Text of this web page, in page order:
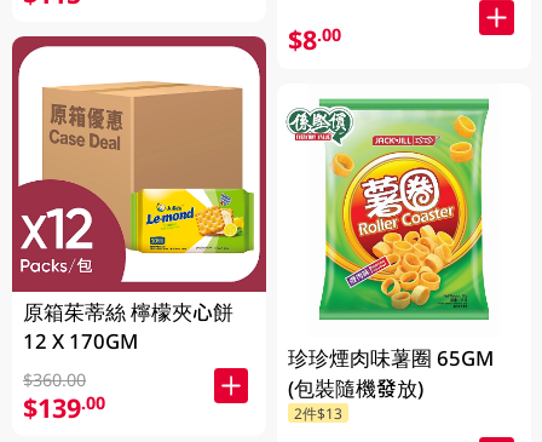
原箱茱蒂絲 檸檬夾心餅
12 X 170GM
$360.00
$139.00
$8.00
珍珍煙肉味薯圈 65GM
(包裝隨機發放)
2件$13